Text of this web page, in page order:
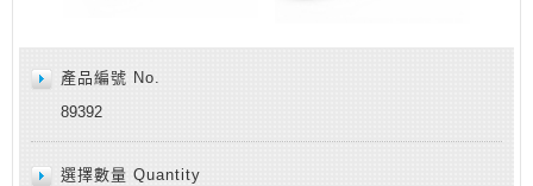
產品編號 No.
89392
選擇數量 Quantity